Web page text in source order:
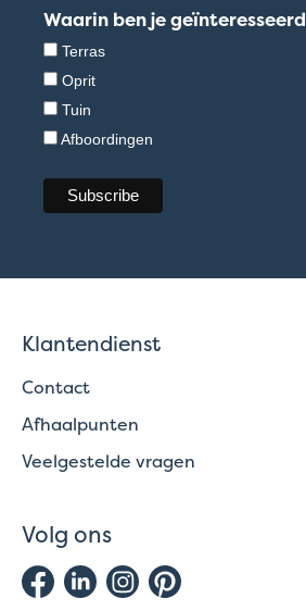
Waarin ben je geïnteresseerd
Terras
Oprit
Tuin
Afboordingen
Klantendienst
Contact
Afhaalpunten
Veelgestelde vragen
Volg ons